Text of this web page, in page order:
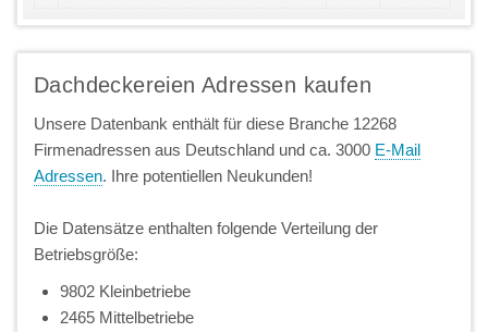
Dachdeckereien Adressen kaufen
Unsere Datenbank enthält für diese Branche 12268
Firmenadressen aus Deutschland und ca. 3000 E-Mail
Adressen. Ihre potentiellen Neukunden!
Die Datensätze enthalten folgende Verteilung der
Betriebsgröße:
9802 Kleinbetriebe
2465 Mittelbetriebe